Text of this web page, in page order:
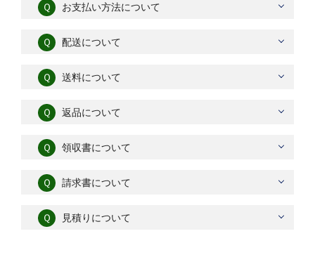
Ｑ お支払い方法について
Ｑ 配送について
Ｑ 送料について
Ｑ 返品について
Ｑ 領収書について
Ｑ 請求書について
Ｑ 見積りについて